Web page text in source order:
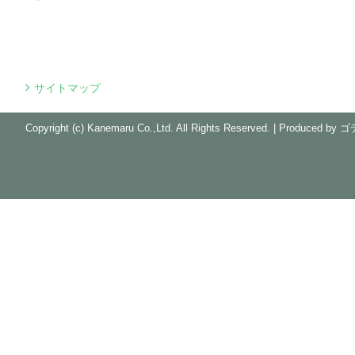
サイトマップ
Copyright (c) Kanemaru Co.,Ltd. All Rights Reserved. Produced by ゴ